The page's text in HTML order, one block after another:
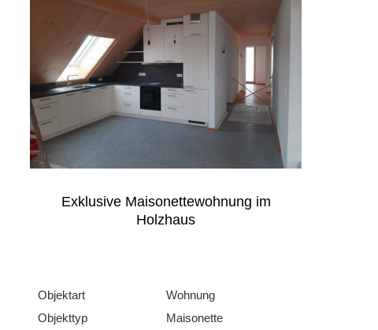
Exklusive Maisonettewohnung im
Holzhaus
Objektart
Wohnung
Objekttyp
Maisonette